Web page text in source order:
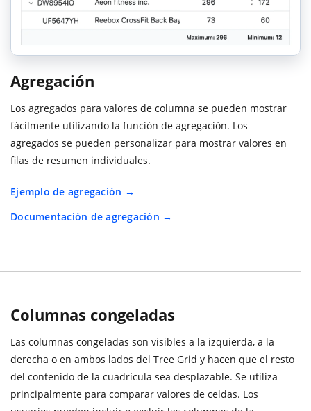
Agregación
Los agregados para valores de columna se pueden mostrar
fácilmente utilizando la función de agregación. Los
agregados se pueden personalizar para mostrar valores en
filas de resumen individuales.
Ejemplo de agregación
Documentación de agregación
Columnas congeladas
Las columnas congeladas son visibles a la izquierda, a la
derecha o en ambos lados del Tree Grid y hacen que el resto
del contenido de la cuadrícula sea desplazable. Se utiliza
principalmente para comparar valores de celdas. Los